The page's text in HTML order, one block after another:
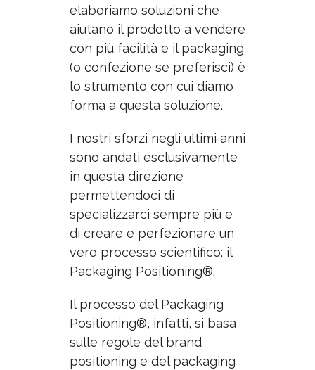
elaboriamo soluzioni che
aiutano il prodotto a vendere
con più facilità e ilpackaging
(o confezione se preferisci) è
lo strumento con cui diamo
forma a questa soluzione.
I nostri sforzi negli ultimi anni
sono andati esclusivamente
in questa direzione
permettendoci di
specializzarci sempre più e
di creare e perfezionare un
vero processo scientifico: il
Packaging Positioning®.
Il processo del Packaging
Positioning®, infatti, si basa
sulle regole del brand
positioning e del packaging